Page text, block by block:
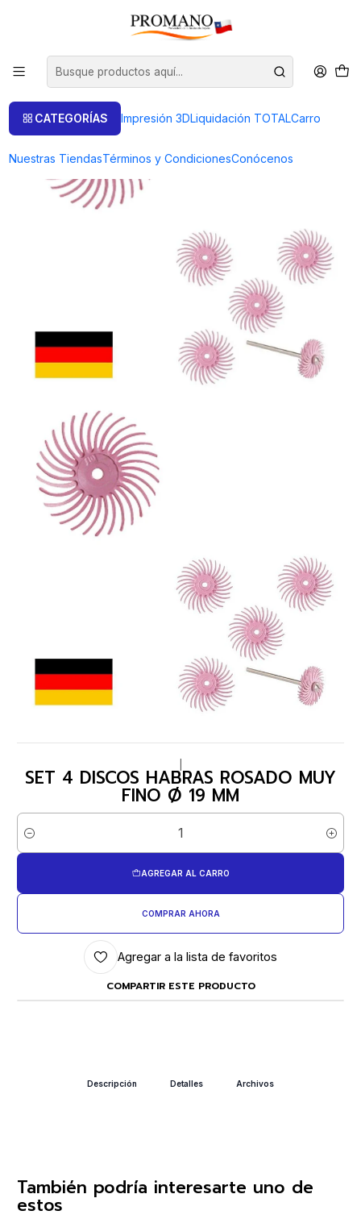
CATEGORÍAS Impresión 3DLiquidación TOTALCarro
Nuestras TiendasTérminos y CondicionesConócenos
Inicio Pulido Brillo Discos
SET 4 DISCOS HABRAS ROSADO MUY FINO Ø 19 MM
SET 4 DISCOS HABRAS ROSADO MUY
FINO Ø 19 MM
Cantidad
AGREGAR AL CARRO
COMPRAR AHORA
Agregar a la lista de favoritos
COMPARTIR ESTE PRODUCTO
Descripción Detalles Archivos
También podría interesarte uno de
estos